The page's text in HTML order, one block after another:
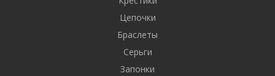
Цепочки
Браслеты
Серьги
Запонки